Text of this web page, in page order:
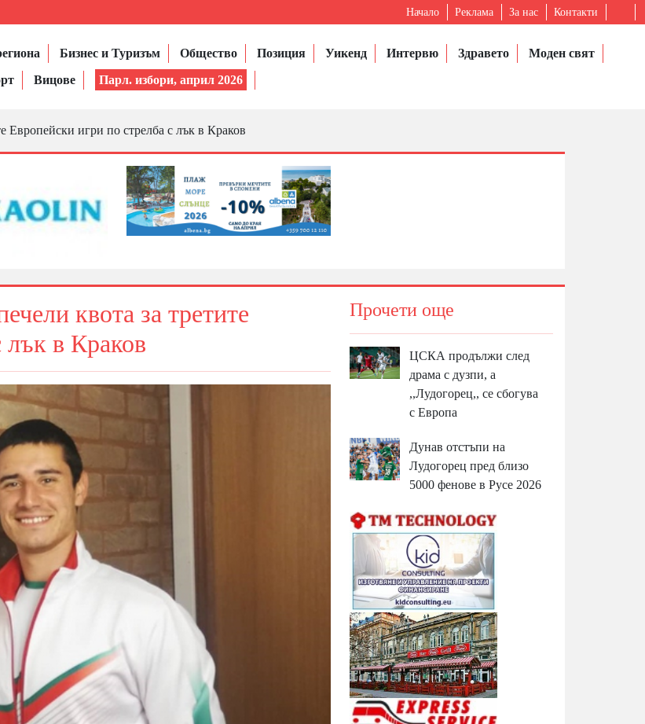
Начало Реклама За нас Контакти
Бизнес и Туризъм Общество Позиция Уикенд Интервю Здравето
Моден свят
Вицове Парл. избори, април 2026
Европейски игри по стрелба с лък в Краков
квота за третите
лък в Краков
Прочети още
ЦСКА продължи след
драма с дузпи, а
,,Лудогорец,, се сбогува
с Европа
Дунав отстъпи на
Лудогорец пред близо
5000 фенове в Русе 2026